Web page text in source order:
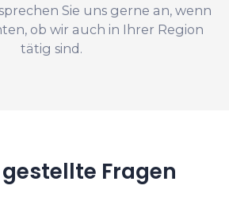
Sie uns gerne an, wenn
ob wir auch in Ihrer Region
tätig sind.
Fragen